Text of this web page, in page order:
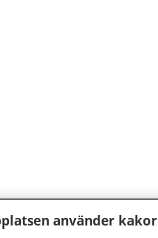
använder kakor